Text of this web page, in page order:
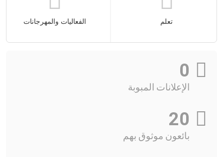
تعلم الفعاليات والمهرجانات
0
الإعلانات المبوبة
20
بائعون موثوق بهم